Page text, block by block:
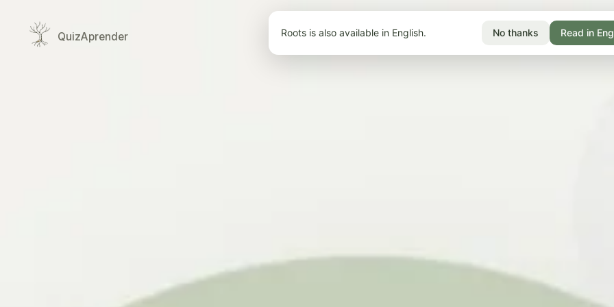
QuizAprender Roots is also available in English. No thanks Read in